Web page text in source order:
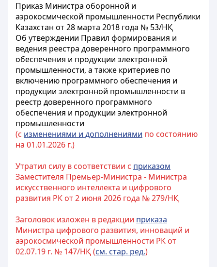
Приказ Министра оборонной и
аэрокосмической промышленности Республики
Казахстан от 28 марта 2018 года № 53/НҚ
Об утверждении Правил формирования и
ведения реестра доверенного программного
обеспечения и продукции электронной
промышленности, а также критериев по
включению программного обеспечения и
продукции электронной промышленности в
реестр доверенного программного
обеспечения и продукции электронной
промышленности
(с изменениями и дополнениями по состоянию
на 01.01.2026 г.)
Утратил силу в соответствии с приказом
Заместителя Премьер-Министра - Министра
искусственного интеллекта и цифрового
развития РК от 2 июня 2026 года № 279/НҚ
Заголовок изложен в редакции приказа
Министра цифрового развития, инноваций и
аэрокосмической промышленности РК от
02.07.19 г. № 147/НҚ (см. стар. ред.)